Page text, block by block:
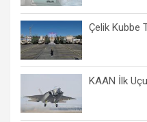
Çelik Kubbe
KAAN İlk